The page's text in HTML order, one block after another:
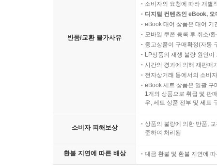
반품/교환 불가사유
소비자의 요청에 따라 개별
디지털 컨텐츠인 eBook,
eBook 대여 상품은 대여 기
모바일 쿠폰 등록 후 취소/
중고상품이 구매확정(자동
LP상품의 재생 불량 원인
시간의 경과에 의해 재판매
전자상거래 등에서의 소비
eBook 세트 상품은 일괄 구
1개의 상품으로 취급 및 판
우, 세트 상품 전부 및 세트
소비자 피해보상
상품의 불량에 의한 반품,
준하여 처리됨
환불 지연에 따른 배상 대금 환불 및 환불 지연에